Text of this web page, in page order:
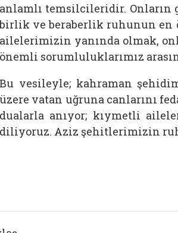
anlamlı temsilcileridir.
birlik ve beraberlik ruhunun en
ailelerimizin yanında olmak,
önemli sorumluluklarımız
Bu vesileyle; kahraman
üzere vatan uğruna canlarını
dualarla anıyor; kıymetli
diliyoruz. Aziz şehitlerimizin